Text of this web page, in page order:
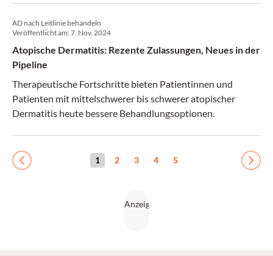
AD nach Leitlinie behandeln
Veröffentlicht am:7. Nov. 2024
Atopische Dermatitis: Rezente Zulassungen, Neues in der
Pipeline
Therapeutische Fortschritte bieten Patientinnen und
Patienten mit mittelschwerer bis schwerer atopischer
Dermatitis heute bessere Behandlungsoptionen.
Previous 1 2 3 4 5 Next